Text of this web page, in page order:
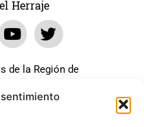
Herraje
de la Región de
La línea Covid-19
europea.